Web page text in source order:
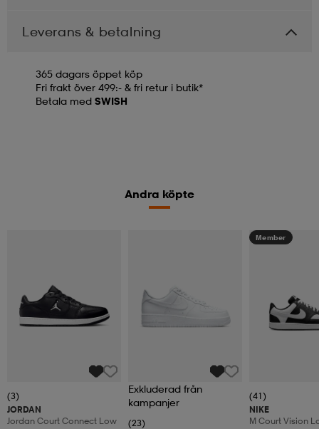
Leverans & betalning
365 dagars öppet köp
Fri frakt över 499:- & fri retur i butik*
Betala med SWISH
Andra köpte
(3)
JORDAN
Jordan Court Connect Low
Exkluderad från
kampanjer
(23)
Member
(41)
NIKE
M Court Vision